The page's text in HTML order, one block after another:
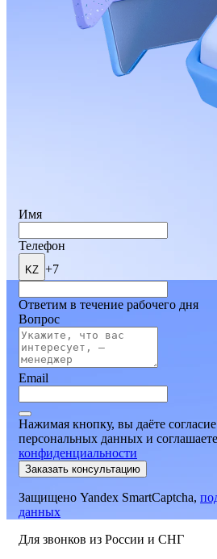
Имя
Телефон
KZ +7
Ответим в течение рабочего дня
Вопрос
Email
Нажимая кнопку, вы даёте
персональных данных и
конфиденциальности
Заказать консультацию
Защищено Yandex SmartCaptcha,
данных
Для звонков из России и СНГ